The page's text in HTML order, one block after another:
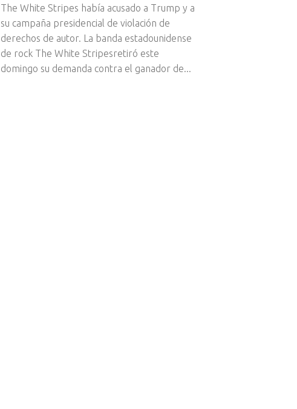
The White Stripes había acusado a Trump y a
su campaña presidencial de violación de
derechos de autor. La banda estadounidense
de rock The White Stripesretiró este
domingo su demanda contra el ganador de...